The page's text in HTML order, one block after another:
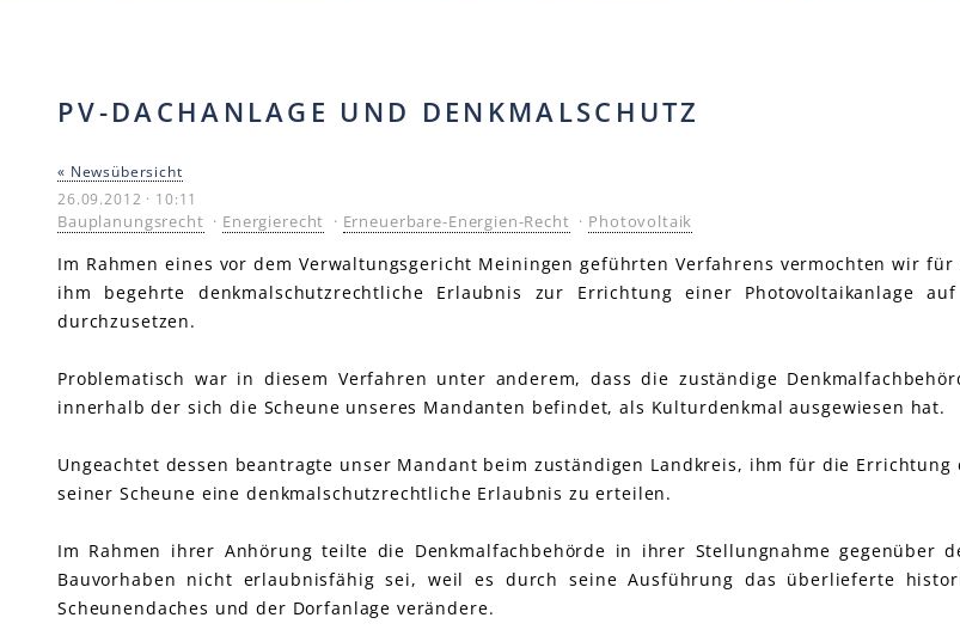
PV-DACHANLAGE UND DENKMALSCHUTZ
« Newsübersicht
26.09.2012 · 10:11
Bauplanungsrecht · Energierecht · Erneuerbare-Energien-Recht · Photovoltaik
Im Rahmen eines vor dem Verwaltungsgericht Meiningen geführten Verfahrens vermochten wir
ihm begehrte denkmalschutzrechtliche Erlaubnis zur Errichtung einer Photovoltaikanlage
durchzusetzen.
Problematisch war in diesem Verfahren unter anderem, dass die zuständige
innerhalb der sich die Scheune unseres Mandanten befindet, als Kulturdenkmal ausgewiesen hat.
Ungeachtet dessen beantragte unser Mandant beim zuständigen Landkreis, ihm für die Errichtung
seiner Scheune eine denkmalschutzrechtliche Erlaubnis zu erteilen.
Im Rahmen ihrer Anhörung teilte die Denkmalfachbehörde in ihrer Stellungnahme gegenüber
Bauvorhaben nicht erlaubnisfähig sei, weil es durch seine Ausführung das überlieferte
Scheunendaches und der Dorfanlage verändere.